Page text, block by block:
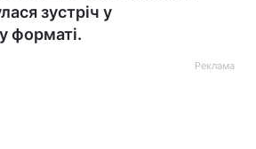
зустріч у
форматі.
Реклама